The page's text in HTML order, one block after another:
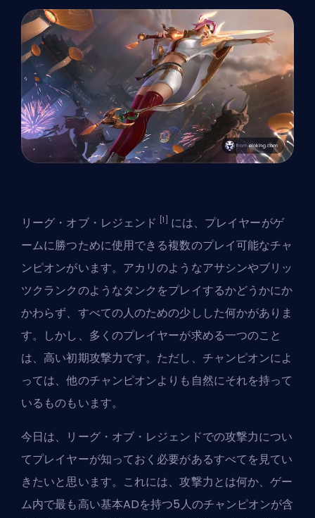
リーグ・オブ・レジェンド [1]
には、プレイヤーがゲ
ームに勝つために使用できる複数のプレイ可能なチャ
ンピオンがいます。アカリのようなアサシンやブリッ
ツクランクのようなタンクをプレイするかどうかにか
かわらず、すべての人のための少しした何かがありま
す。しかし、多くのプレイヤーが求める一つのこと
は、高い初期攻撃力です。ただし、チャンピオンによ
っては、他のチャンピオンよりも自然にそれを持って
いるものもいます。
今日は、リーグ・オブ・レジェンドでの攻撃力につい
てプレイヤーが知っておく必要があるすべてを見てい
きたいと思います。これには、攻撃力とは何か、ゲー
ム内で最も高い基本ADを持つ5人のチャンピオンが含